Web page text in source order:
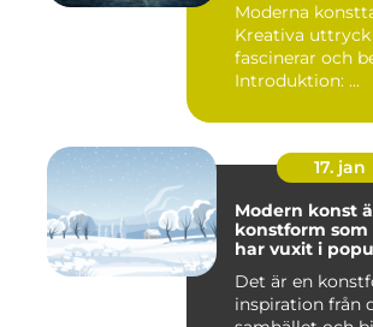
Moderna
Kreativa
fascinerar och
Introduktion: ...
17. jan
Modern konst
konstform
har vuxit i
decennierna
Det är en
inspiration från